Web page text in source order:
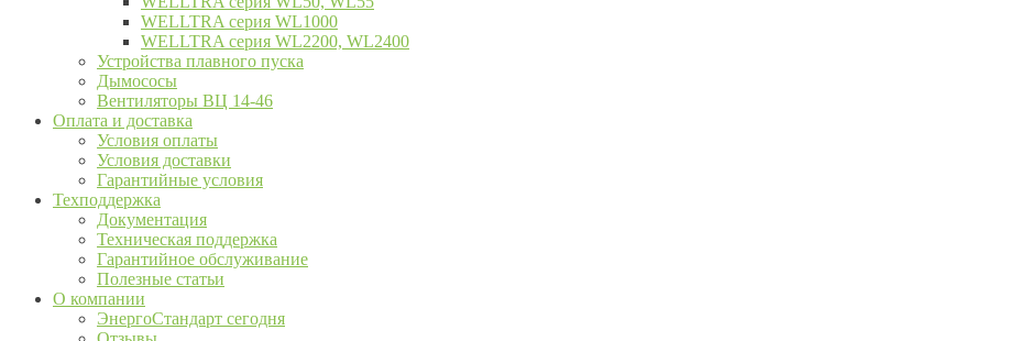
WELLTRA cерия WL1000
WELLTRA серия WL2200, WL2400
Устройства плавного пуска
Дымососы
Вентиляторы ВЦ 14-46
Оплата и доставка
Условия оплаты
Условия доставки
Гарантийные условия
Техподдержка
Документация
Техническая поддержка
Гарантийное обслуживание
Полезные статьи
О компании
ЭнергоСтандарт сегодня